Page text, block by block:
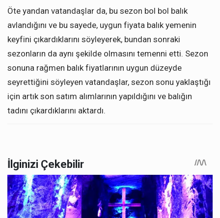
Öte yandan vatandaşlar da, bu sezon bol bol balık
avlandığını ve bu sayede, uygun fiyata balık yemenin
keyfini çıkardıklarını söyleyerek, bundan sonraki
sezonların da aynı şekilde olmasını temenni etti. Sezon
sonuna rağmen balık fiyatlarının uygun düzeyde
seyrettiğini söyleyen vatandaşlar, sezon sonu yaklaştığı
için artık son satım alımlarının yapıldığını ve balığın
tadını çıkardıklarını aktardı.